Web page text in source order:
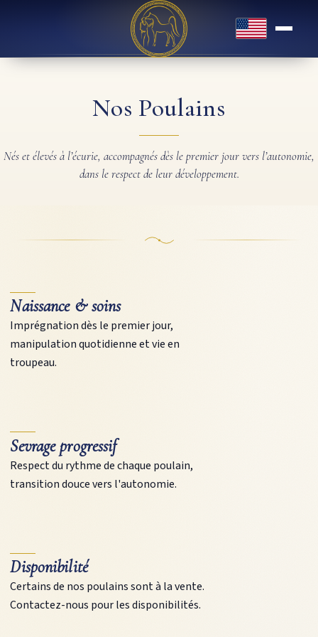
English
Nos Poulains
Nés et élevés à l’écurie, accompagnés dès le premier jour vers l’autonomie,
dans le respect de leur développement.
Naissance & soins
Imprégnation dès le premier jour,
manipulation quotidienne et vie en
troupeau.
Sevrage progressif
Respect du rythme de chaque poulain,
transition douce vers l'autonomie.
Disponibilité
Certains de nos poulains sont à la vente.
Contactez-nous pour les disponibilités.